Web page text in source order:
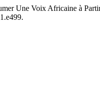
Une Voix Africaine à